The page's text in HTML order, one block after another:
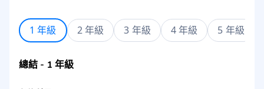
1 年級 2 年級 3 年級 4 年級 5 年級
總結 - 1 年級